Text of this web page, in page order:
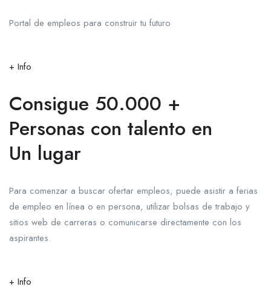
Portal de empleos para construir tu futuro
+ Info
Consigue 50.000 +
Personas con talento en
Un lugar
Para comenzar a buscar ofertar empleos, puede asistir a ferias
de empleo en línea o en persona, utilizar bolsas de trabajo y
sitios web de carreras o comunicarse directamente con los
aspirantes.
+ Info